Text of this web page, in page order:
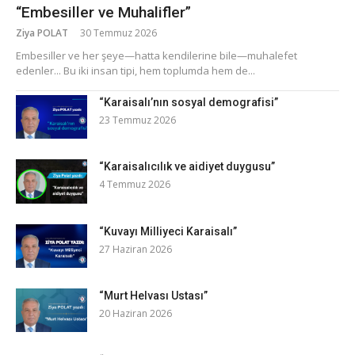
“Embesiller ve Muhalifler”
Ziya POLAT 30 Temmuz 2026
​Embesiller ve her şeye—hatta kendilerine bile—muhalefet
edenler... Bu iki insan tipi, hem toplumda hem de...
“Karaisalı’nın sosyal demografisi”
23 Temmuz 2026
“Karaisalıcılık ve aidiyet duygusu”
4 Temmuz 2026
“Kuvayı Milliyeci Karaisalı”
27 Haziran 2026
“Murt Helvası Ustası”
20 Haziran 2026